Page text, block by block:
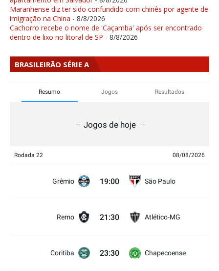
Maranhense diz ter sido confundido com chinês por agente de
imigração na China - 8/8/2026
Cachorro recebe o nome de 'Caçamba' após ser encontrado
dentro de lixo no litoral de SP - 8/8/2026
BRASILEIRÃO SÉRIE A
Resumo Jogos Resultados
Jogos de hoje
Rodada 22 08/08/2026
Grêmio 19:00 São Paulo
Remo 21:30 Atlético-MG
Coritiba 23:30 Chapecoense